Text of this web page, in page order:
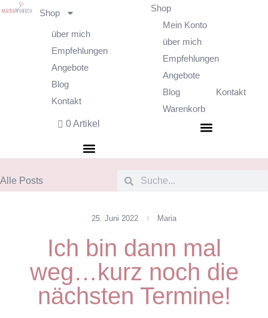
Shop
über mich
Empfehlungen
Angebote
Blog
Kontakt
0 Artikel
Shop
Mein Konto
über mich
Empfehlungen
Angebote
Blog
Kontakt
Warenkorb
Alle Posts
25. Juni 2022 Maria
Ich bin dann mal
weg…kurz noch die
nächsten Termine!